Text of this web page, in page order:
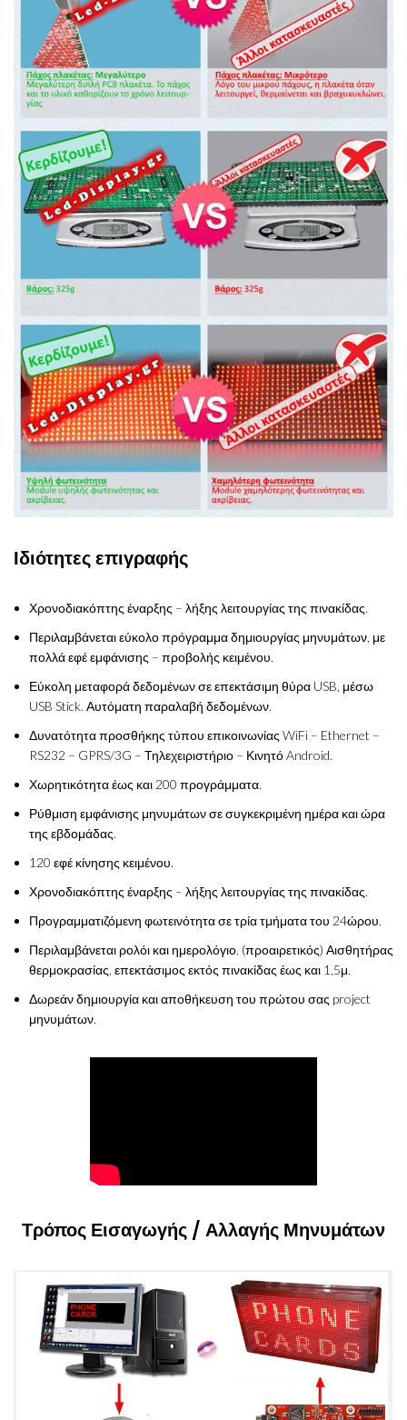
Ιδιότητες επιγραφής
Χρονοδιακόπτης έναρξης – λήξης λειτουργίας της πινακίδας.
Περιλαμβάνεται εύκολο πρόγραμμα δημιουργίας μηνυμάτων, με
πολλά εφέ εμφάνισης – προβολής κειμένου.
Εύκολη μεταφορά δεδομένων σε επεκτάσιμη θύρα USB, μέσω
USB Stick. Αυτόματη παραλαβή δεδομένων.
Δυνατότητα προσθήκης τύπου επικοινωνίας WiFi – Ethernet –
RS232 – GPRS/3G – Τηλεχειριστήριο – Κινητό Android.
Χωρητικότητα έως και 200 προγράμματα.
Ρύθμιση εμφάνισης μηνυμάτων σε συγκεκριμένη ημέρα και ώρα
της εβδομάδας.
120 εφέ κίνησης κειμένου.
Χρονοδιακόπτης έναρξης – λήξης λειτουργίας της πινακίδας.
Προγραμματιζόμενη φωτεινότητα σε τρία τμήματα του 24ώρου.
Περιλαμβάνεται ρολόι και ημερολόγιο. (προαιρετικός) Αισθητήρας
θερμοκρασίας, επεκτάσιμος εκτός πινακίδας έως και 1,5μ.
Δωρεάν δημιουργία και αποθήκευση του πρώτου σας project
μηνυμάτων.
Τρόπος Εισαγωγής / Αλλαγής Μηνυμάτων